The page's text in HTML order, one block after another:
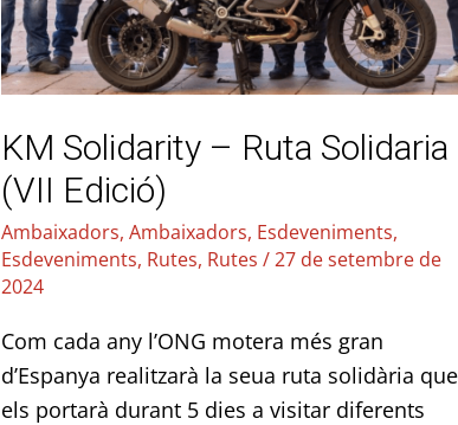
KM Solidarity – Ruta Solidaria
(VII Edició)
Ambaixadors, Ambaixadors, Esdeveniments,
Esdeveniments, Rutes, Rutes /27 de setembre de
2024
Com cada any l’ONG motera més gran
d’Espanya realitzarà la seua ruta solidària que
els portarà durant 5 dies a visitar diferents